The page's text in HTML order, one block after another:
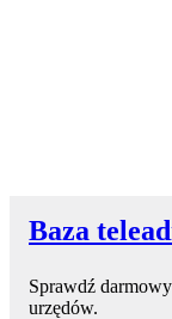
Baza
Sprawdź
urzędów.